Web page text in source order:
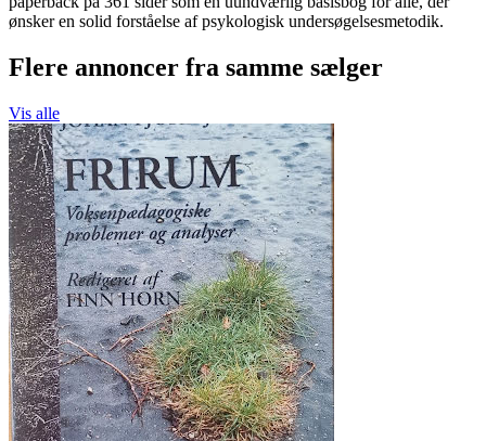
ønsker en solid forståelse af psykologisk undersøgelsesmetodik.
Flere annoncer fra samme sælger
Vis alle